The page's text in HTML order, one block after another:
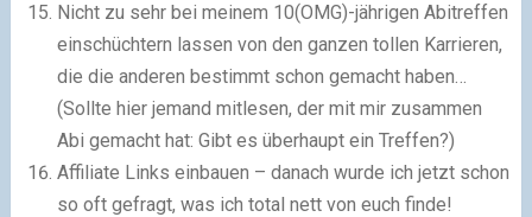
Nicht zu sehr bei meinem 10(OMG)-jährigen Abitreffen
einschüchtern lassen von den ganzen tollen Karrieren,
die die anderen bestimmt schon gemacht haben…
(Sollte hier jemand mitlesen, der mit mir zusammen
Abi gemacht hat: Gibt es überhaupt ein Treffen?)
Affiliate Links einbauen – danach wurde ich jetzt schon
so oft gefragt, was ich total nett von euch finde!